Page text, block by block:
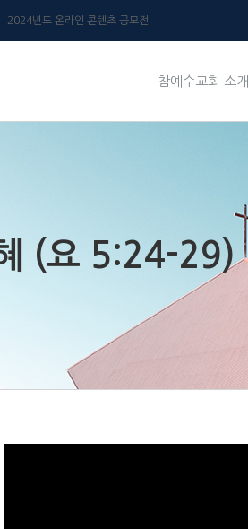
2024년도 온라인 콘텐츠 공모전
참예수교회 소개
(요 5:24-29)